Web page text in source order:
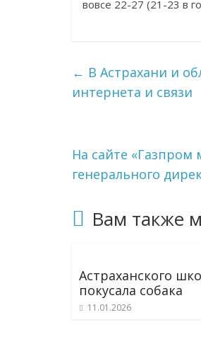
вовсе 22-27 (21-23 в
← В Астрахани и
интернета и связи
На сайте «Газпром
генерального
Вам также
Астраханского
покусала собака
11.01.2026